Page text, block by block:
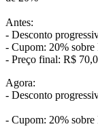
- Desconto
- Cupom: 20%
- Preço
-
- Cupom: